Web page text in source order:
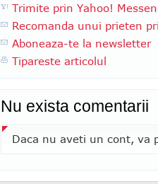
Trimite prin Yahoo!
Recomanda unui prieten
Aboneaza-te la newsletter
Tipareste articolul
Nu exista comentarii
Daca nu aveti un cont, va